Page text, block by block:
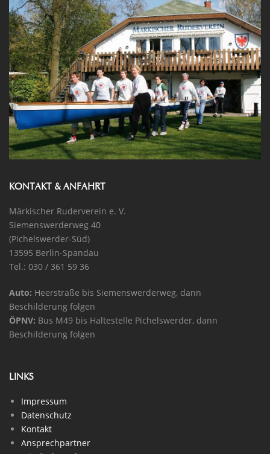
KONTAKT & ANFAHRT
Märkischer Ruderverein e. V.
Siemenswerderweg 40
(Pichelswerder-Süd)
13595 Berlin-Spandau
Tel.: 030 / 361 59 36
Auto: Heerstraße bis Siemenswerderweg, dann
Beschilderung folgen
ÖPNV: Bus M49 bis Haltestelle Pichelswerder, dann
Beschilderung folgen
LINKS
Impressum
Datenschutz
Kontakt
Ansprechpartner